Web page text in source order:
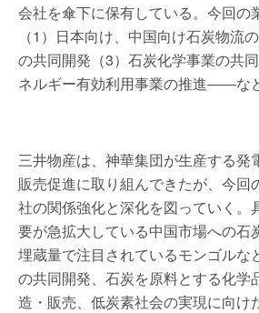
会社を傘下に保有している。今回の
（1）日本向け、中国向け石炭物流
の共同開発（3）石炭化学事業の共
ネルギー有効利用事業の推進――な
三井物産は、神華集団が生産する発
販売促進に取り組んできたが、今回
社の関係強化と深化を図っていく。
要が急拡大している中国市場への石
埋蔵量で注目されているモンゴルな
の共同開発、石炭を原料とする化学
造・販売、低炭素社会の実現に向け